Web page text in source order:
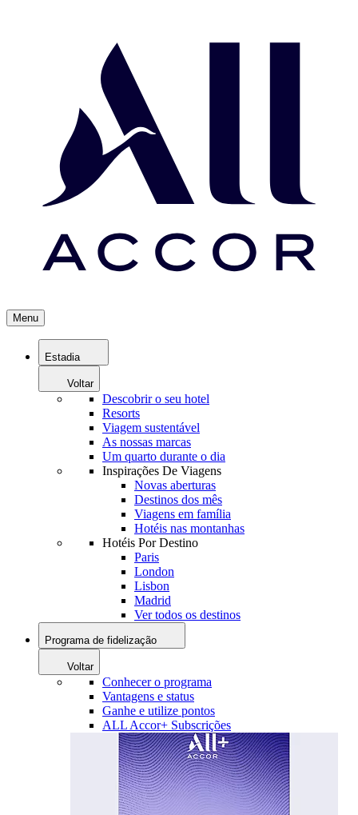
Menu
Estadia
Voltar
Descobrir o seu hotel
Resorts
Viagem sustentável
As nossas marcas
Um quarto durante o dia
Inspirações De Viagens
Novas aberturas
Destinos dos mês
Viagens em família
Hotéis nas montanhas
Hotéis Por Destino
Paris
London
Lisbon
Madrid
Ver todos os destinos
Programa de fidelização
Voltar
Conhecer o programa
Vantagens e status
Ganhe e utilize pontos
ALL Accor+ Subscrições